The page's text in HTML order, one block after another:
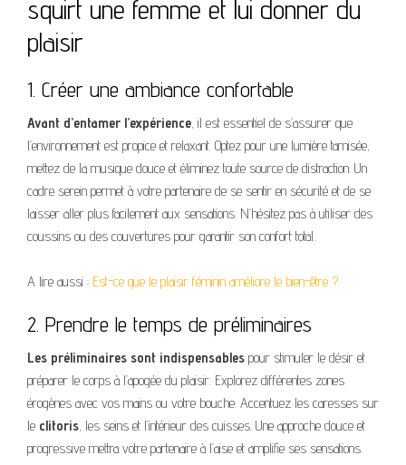
squirt une femme et lui donner du
plaisir
1. Créer une ambiance confortable
Avant d’entamer l’expérience, il est essentiel de s’assurer que
l’environnement est propice et relaxant. Optez pour une lumière tamisée,
mettez de la musique douce et éliminez toute source de distraction. Un
cadre serein permet à votre partenaire de se sentir en sécurité et de se
laisser aller plus facilement aux sensations. N’hésitez pas à utiliser des
coussins ou des couvertures pour garantir son confort total.
A lire aussi : Est-ce que le plaisir féminin améliore le bien-être ?
2. Prendre le temps de préliminaires
Les préliminaires sont indispensables pour stimuler le désir et
préparer le corps à l’apogée du plaisir. Explorez différentes zones
érogènes avec vos mains ou votre bouche. Accentuez les caresses sur
le clitoris, les seins et l’intérieur des cuisses. Une approche douce et
progressive mettra votre partenaire à l’aise et amplifie ses sensations.